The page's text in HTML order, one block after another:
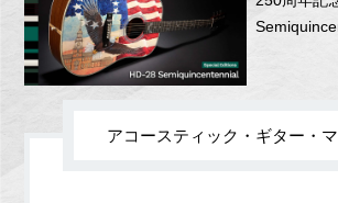
アコースティック・ギター・